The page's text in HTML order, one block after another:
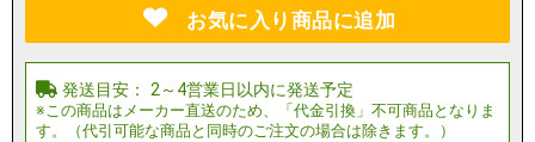
お気に入り商品に追加